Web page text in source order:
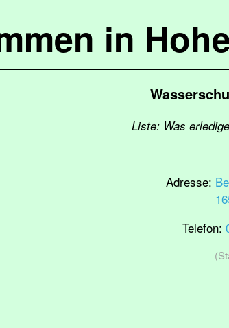
in
Liste: Was
Adresse:
Telefon: